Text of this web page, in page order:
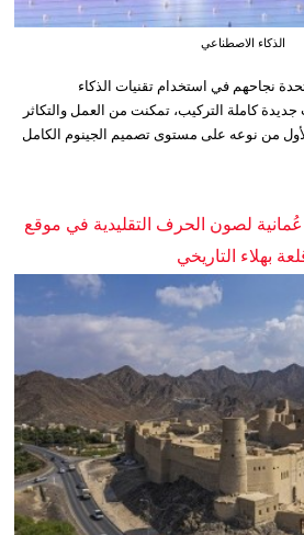
الذكاء الاصطناعي
نجاحهم في استخدام تقنيات الذكاء
كاملة التركيب، تمكنت من العمل والتكاثر
من نوعه على مستوى تصميم الجينوم الكامل
عُمانية لصون الحرف التقليدية في موقع
بهلاء التاريخي